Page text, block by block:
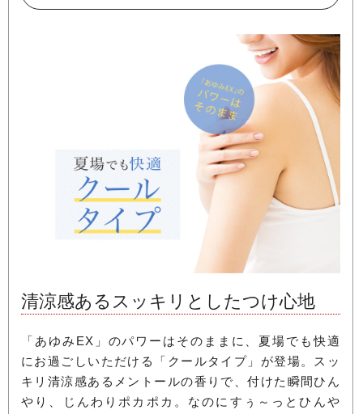
清涼感あるスッキリとしたつけ心地
「あゆみEX」のパワーはそのままに、夏場でも快適
にお過ごしいただける「クールタイプ」が登場。スッ
キリ清涼感あるメントールの香りで、付けた瞬間ひん
やり、じんわりポカポカ。なのにすぅ～っとひんや